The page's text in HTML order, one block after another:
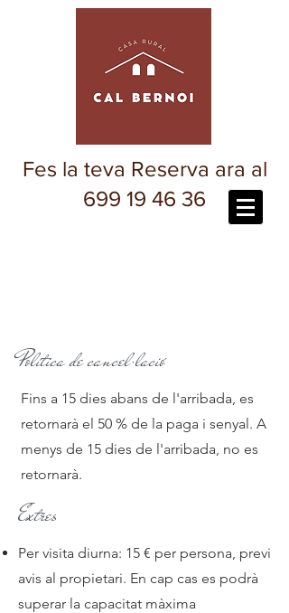
Fes la teva Reserva ara al
699 19 46 36
Política de cancel·lació
Fins a 15 dies abans de l'arribada, es
retornarà el 50 % de la paga i senyal. A
menys de 15 dies de l'arribada, no es
retornarà.
Extres
Per visita diurna: 15 € per persona, previ
avis al propietari. En cap cas es podrà
superar la capacitat màxima